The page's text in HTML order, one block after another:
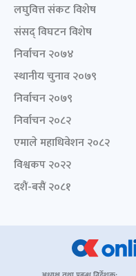
लघुवित्त संकट विशेष
संसद् विघटन विशेष
निर्वाचन २०७४
स्थानीय चुनाव २०७९
निर्वाचन २०७९
निर्वाचन २०८२
एमाले महाधिवेशन २०८२
विश्वकप २०२२
दशैं-बसैं २०८१